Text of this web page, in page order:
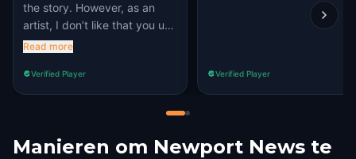
the story. However, as an
artist, I don’t like that you use
AI art.
Read more
Verified Player Verified Player
Manieren om Newport News te